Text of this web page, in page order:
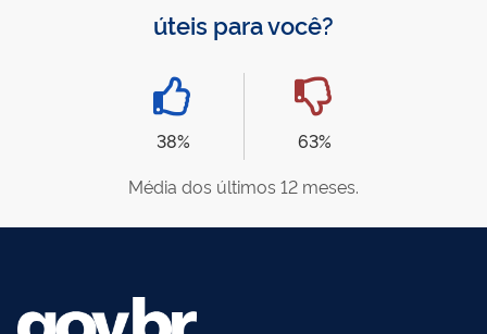
úteis para você?
38%
63%
Média dos últimos 12 meses.